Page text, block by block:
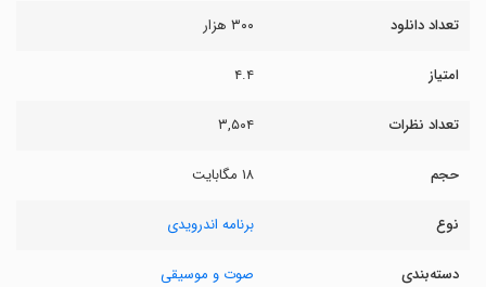
تعداد دانلود ۳۰۰ هزار
امتیاز ۴.۴
تعداد نظرات ۳,۵۰۴
حجم ۱۸ مگابایت
نوع برنامه اندرویدی
دسته‌بندی صوت و موسیقی